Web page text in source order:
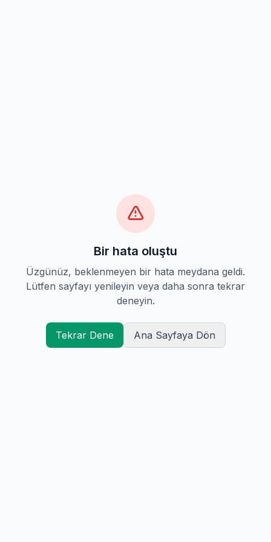
Bir hata oluştu
Üzgünüz, beklenmeyen bir hata meydana geldi.
Lütfen sayfayı yenileyin veya daha sonra tekrar
deneyin.
Tekrar Dene Ana Sayfaya Dön